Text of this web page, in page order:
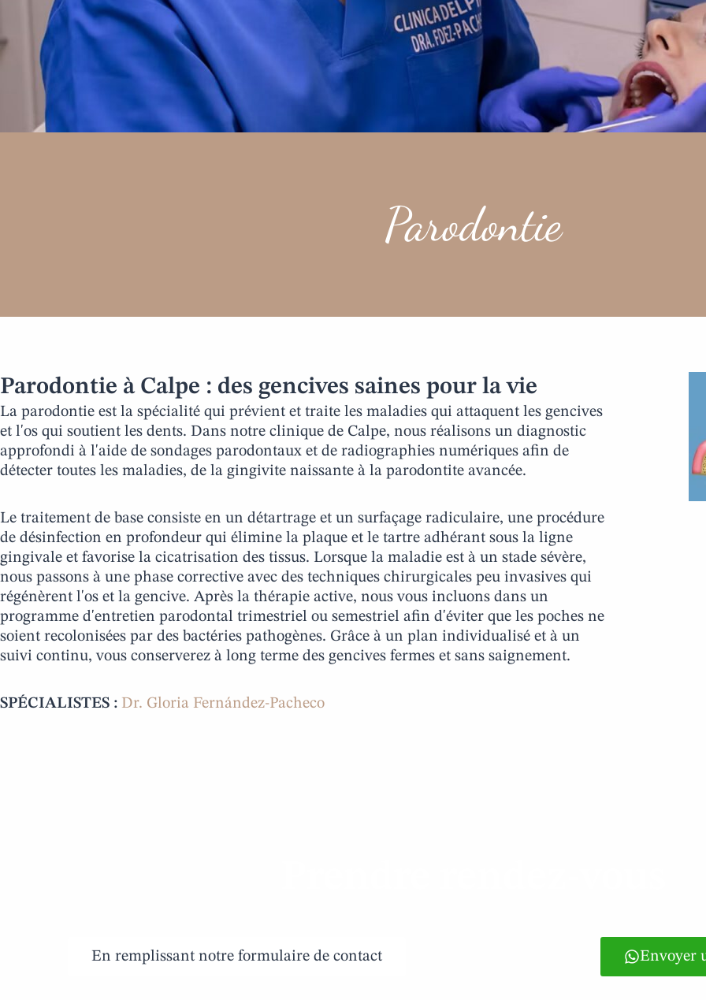
Parodontie
Parodontie à Calpe : des gencives saines pour la vie
La parodontie est la spécialité qui prévient et traite les maladies qui attaquent les gencives
et l'os qui soutient les dents. Dans notre clinique de Calpe, nous réalisons un diagnostic
approfondi à l'aide de sondages parodontaux et de radiographies numériques afin de
détecter toutes les maladies, de la gingivite naissante à la parodontite avancée.
Le traitement de base consiste en un détartrage et un surfaçage radiculaire, une procédure
de désinfection en profondeur qui élimine la plaque et le tartre adhérant sous la ligne
gingivale et favorise la cicatrisation des tissus. Lorsque la maladie est à un stade sévère,
nous passons à une phase corrective avec des techniques chirurgicales peu invasives qui
régénèrent l'os et la gencive. Après la thérapie active, nous vous incluons dans un
programme d'entretien parodontal trimestriel ou semestriel afin d'éviter que les poches ne
soient recolonisées par des bactéries pathogènes. Grâce à un plan individualisé et à un
suivi continu, vous conserverez à long terme des gencives fermes et sans saignement.
SPÉCIALISTES : Dr. Gloria Fernández-Pacheco
En remplissant notre formulaire de contact Envoyer